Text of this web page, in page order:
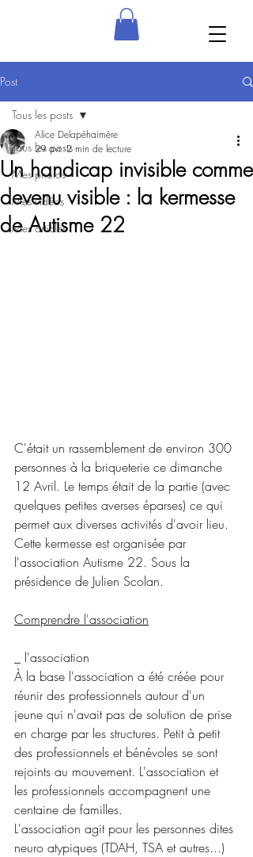
Post
Tous les posts
Mes photos
Mes vidéos
Mes articles
Tous les posts
Un handicap invisible comme
devenu visible : la kermesse
de Autisme 22
Alice Delapéhaimére
29 avr. 2 min de lecture
C'était un rassemblement de environ 300
personnes à la briqueterie ce dimanche
12 Avril. Le temps était de la partie (avec
quelques petites averses éparses) ce qui
permet aux diverses activités d'avoir lieu.
Cette kermesse est organisée par
l'association Autisme 22. Sous la
présidence de Julien Scolan.
Comprendre l'association
_ l'association
À la base l'association a été créée pour
réunir des professionnels autour d'un
jeune qui n'avait pas de solution de prise
en charge par les structures. Petit à petit
des professionnels et bénévoles se sont
rejoints au mouvement. L'association et
les professionnels accompagnent une
centaine de familles.
L'association agit pour les personnes dites
neuro atypiques (TDAH, TSA et autres...)